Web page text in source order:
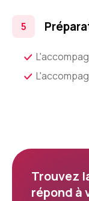
Trouvez
répond à